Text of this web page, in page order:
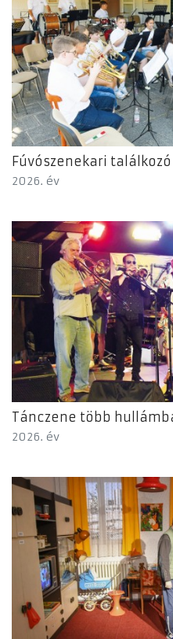
Fúvószenekari
2026. év
Tánczene több
2026. év